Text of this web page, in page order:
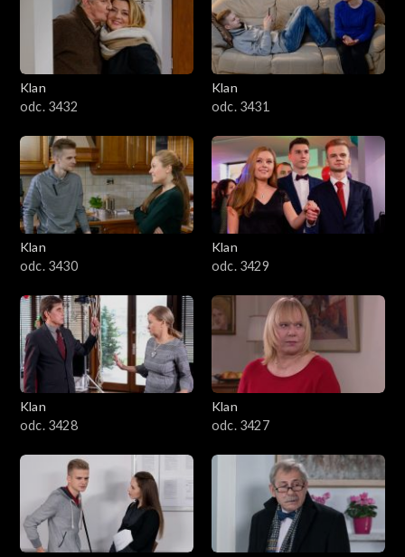
Klan
odc. 3432
Klan
odc. 3431
Klan
odc. 3430
Klan
odc. 3429
Klan
odc. 3428
Klan
odc. 3427